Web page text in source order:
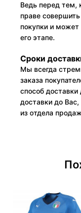
Ведь перед тем,
праве
покупки и может
его этапе.
Сроки
Мы всегда
заказа
способ
доставки до
из отдела